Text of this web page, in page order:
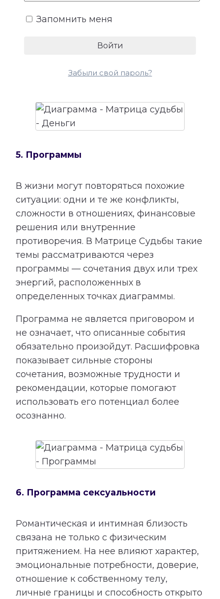
Сопоставление этой категории с
каких направлениях способности могут
но и материальный результат.
5. Программы
В жизни могут повторяться похожие
ситуации: одни и те же конфликты,
сложности в отношениях, финансовые
решения или внутренние
противоречия. В Матрице Судьбы такие
темы рассматриваются через
программы — сочетания двух или трех
энергий, расположенных в
определенных точках диаграммы.
Программа не является приговором и
не означает, что описанные события
обязательно произойдут. Расшифровка
показывает сильные стороны
сочетания, возможные трудности и
рекомендации, которые помогают
использовать его потенциал более
осознанно.
6. Программа сексуальности
Романтическая и интимная близость
связана не только с физическим
притяжением. На нее влияют характер,
эмоциональные потребности, доверие,
отношение к собственному телу,
личные границы и способность открыто
Запомнить меня
Забыли свой пароль?